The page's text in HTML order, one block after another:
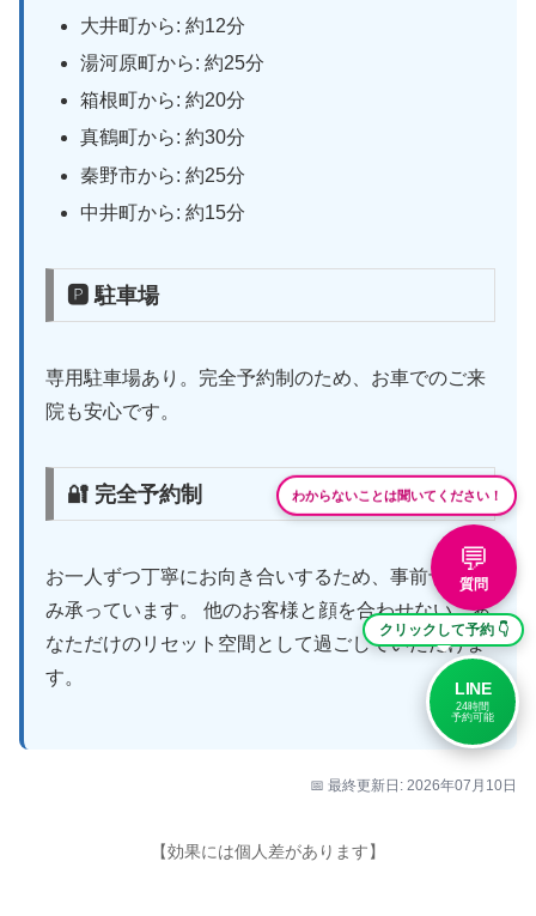
大井町から: 約12分
湯河原町から: 約25分
箱根町から: 約20分
真鶴町から: 約30分
秦野市から: 約25分
中井町から: 約15分
🅿 駐車場
専用駐車場あり。完全予約制のため、お車でのご来
院も安心です。
🔐 完全予約制
お一人ずつ丁寧にお向き合いするため、事前予約の
み承っています。 他のお客様と顔を合わせない、あ
なただけのリセット空間として過ごしていただけま
す。
📅 最終更新日: 2026年07月10日
【効果には個人差があります】
わからないことは聞いてください！
💬
質問
クリックして予約 👇
LINE
24時間
予約可能